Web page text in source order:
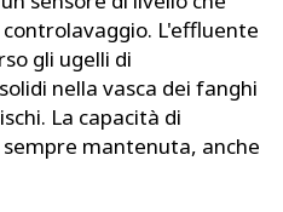
L'effluente
gli ugelli di
nella vasca dei fanghi
La capacità di
mantenuta, anche